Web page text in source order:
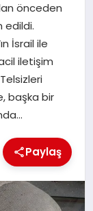
önceden
edildi.
İsrail ile
iletişim
başka bir
Paylaş